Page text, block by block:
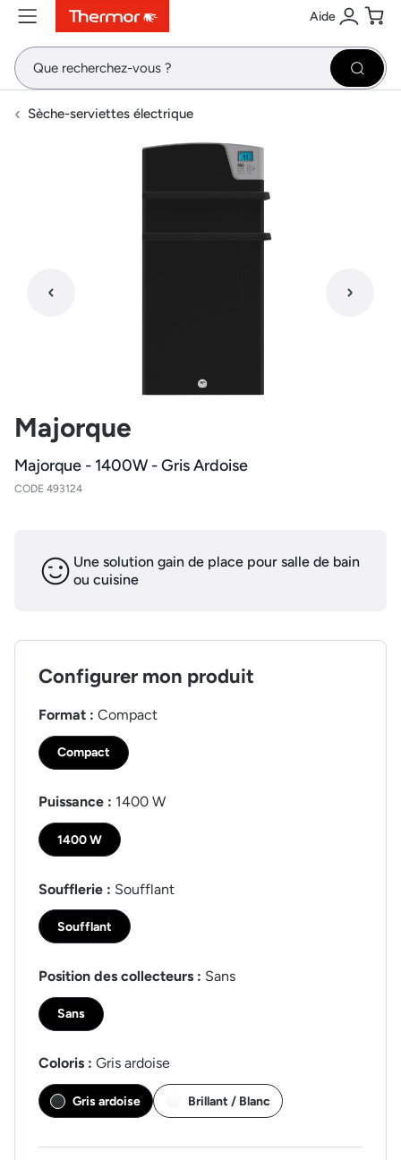
ContenuMenuRecherche Aide
Se
Sèche-serviettes électrique
Majorque
Majorque - 1400W - Gris Ardoise
CODE 493124
Une solution gain de place pour salle de bain
ou cuisine
Configurer mon produit
Format : Compact
Compact
Puissance : 1400 W
1400 W
Soufflerie : Soufflant
Soufflant
Position des collecteurs : Sans
Sans
Coloris : Gris ardoise
Gris ardoise Brillant / Blanc